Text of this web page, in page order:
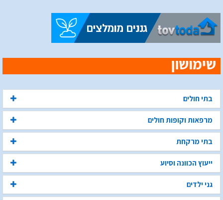
בתי חולים
מרפאות וקופות חולים
בתי מרקחת
ייעוץ הכוונה וסיוע
גני ילדים